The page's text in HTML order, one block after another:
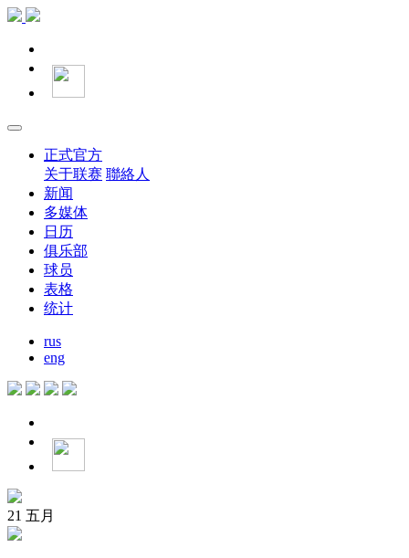
正式官方
关于联赛 聯絡人
新闻
多媒体
日历
俱乐部
球员
表格
统计
rus
eng
21 五月